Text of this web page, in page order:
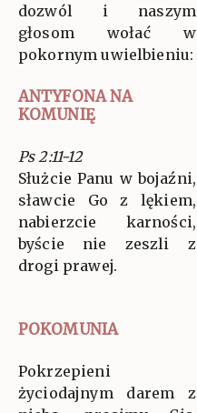
dozwól i naszym
głosom wołać w
pokornym uwielbieniu:
ANTYFONA NA
KOMUNIĘ
Ps 2:11-12
Służcie Panu w bojaźni,
sławcie Go z lękiem,
nabierzcie karności,
byście nie zeszli z
drogi prawej.
POKOMUNIA
Pokrzepieni
życiodajnym darem z